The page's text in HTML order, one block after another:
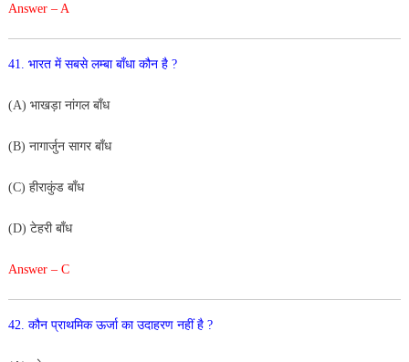
Answer – A
41 भारत में सबसे लम्बा बाँधा कौन है ?
(A) भाखड़ा नांगल बाँध
(B) नागार्जुन सागर बाँध
(C) हीराकुंड बाँध
(D) टेहरी बाँध
Answer – C
42 कौन प्राथमिक ऊर्जा का उदाहरण नहीं है ?